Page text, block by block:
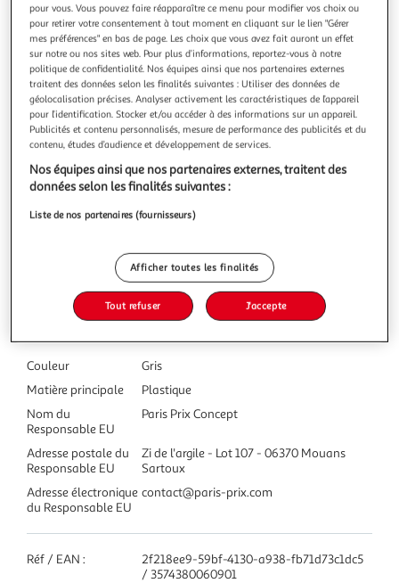
HOMEA
Boîte de rangement bambou 3,5l anthracite
Informations Techniques : Dimensions : L. 24 x l. 18 x H. 12,5
cm Matières : Plastique & Bambou Spécificités : Pratique &
Utile Boîte de Rangement Forme Rectangulaire Couvercle
inclus Contenance : 3,5 L Couleur : Anthracite
En savoir +
Vous voulez connaître le prix de ce produit ?
Afficher le prix
Caractéristiques
Couleur
Gris
Matière principale
Plastique
Nom du
Responsable EU
Paris Prix Concept
Adresse postale du
Responsable EU
Zi de l'argile - Lot 107 - 06370 Mouans
Sartoux
Adresse électronique
du Responsable EU
contact@paris-prix.com
Réf / EAN :
2f218ee9-59bf-4130-a938-fb71d73c1dc5
/ 3574380060901
pour vous. Vous pouvez faire réapparaître ce menu pour modifier vos choix ou
pour retirer votre consentement à tout moment en cliquant sur le lien "Gérer
mes préférences" en bas de page. Les choix que vous avez fait auront un effet
sur notre ou nos sites web. Pour plus d’informations, reportez-vous à notre
politique de confidentialité. Nos équipes ainsi que nos partenaires externes
traitent des données selon les finalités suivantes : Utiliser des données de
géolocalisation précises. Analyser activement les caractéristiques de l’appareil
pour l’identification. Stocker et/ou accéder à des informations sur un appareil.
Publicités et contenu personnalisés, mesure de performance des publicités et du
contenu, études d’audience et développement de services.
Nos équipes ainsi que nos partenaires externes, traitent des
données selon les finalités suivantes :
Liste de nos partenaires (fournisseurs)
Afficher toutes les finalités
Tout refuser J'accepte